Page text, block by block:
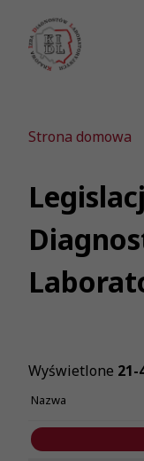
Strona domowa
Wyświetlone 21-
Nazwa